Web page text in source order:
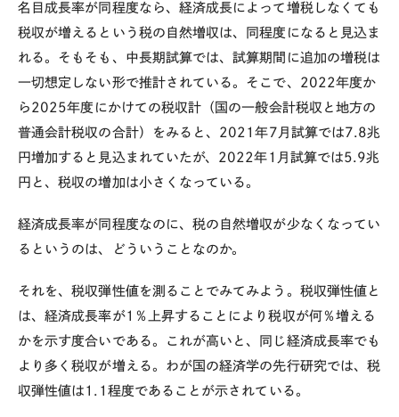
名目成長率が同程度なら、経済成長によって増税しなくても
税収が増えるという税の自然増収は、同程度になると見込ま
れる。そもそも、中長期試算では、試算期間に追加の増税は
一切想定しない形で推計されている。そこで、 2022年度か
ら 2025年度にかけての税収計（国の一般会計税収と地方の
普通会計税収の合計）をみると、 2021年7 月試算では7.8兆
円増加すると見込まれていたが、 2022年 1 月試算では5.9兆
円と、税収の増加は小さくなっている。
経済成長率が同程度なのに、税の自然増収が少なくなってい
るというのは、どういうことなのか。
それを、税収弾性値を測ることでみてみよう。税収弾性値と
は、経済成長率が1 ％上昇することにより税収が何％増える
かを示す度合いである。これが高いと、同じ経済成長率でも
より多く税収が増える。わが国の経済学の先行研究では、税
収弾性値は 1.1 程度であることが示されている。